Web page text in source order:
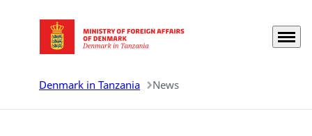
Go to frontpage Menu
Denmark in Tanzania News